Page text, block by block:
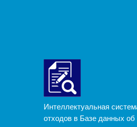
Интеллектуальная
отходов в Базе данных об